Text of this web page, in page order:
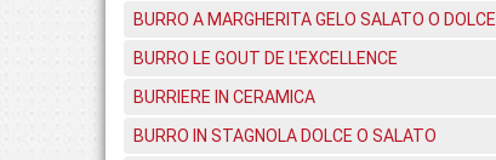
BURRO A MARGHERITA GELO SALATO O DOLCE
BURRO LE GOUT DE L'EXCELLENCE
BURRIERE IN CERAMICA
BURRO IN STAGNOLA DOLCE O SALATO